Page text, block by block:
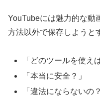
YouTubeには魅力的な動
方法以外で保存しようと
「どのツールを使え
「本当に安全？」
「違法にならないの？